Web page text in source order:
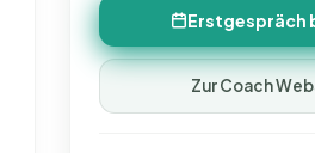
Erstgespräch
Zur Coach